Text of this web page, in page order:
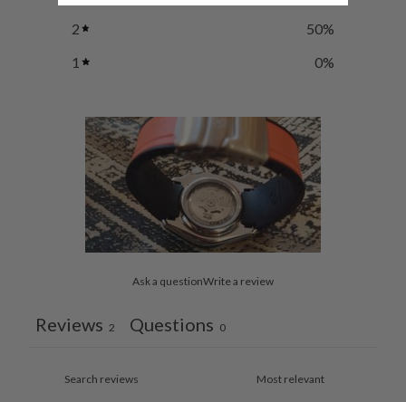
2
50%
1
0%
Ask a questionWrite a review
Reviews 2 Questions 0